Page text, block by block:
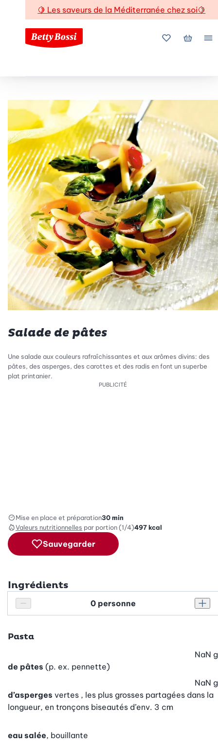
🍋 Les saveurs de la Méditerranée chez soi🍋
Mes favoris
Mon
Salade de pâtes
Une salade aux couleurs rafraîchissantes et aux arômes divins: des
pâtes, des asperges, des carottes et des radis en font un superbe
plat printanier.
PUBLICITÉ
Mise en place et préparation30 min
Valeurs nutritionnelles par portion (1/4)497kcal
Sauvegarder
Ingrédients
Réduire le nombre de personnes
Personnes
Pasta
de pâtes (p. ex. pennette)
NaN g
d’asperges vertes , les plus grosses partagées dans la
longueur, en tronçons biseautés d’env. 3 cm
NaN g
eau salée, bouillante